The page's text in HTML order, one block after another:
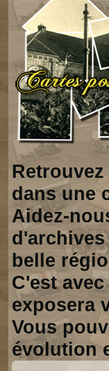
dans une
Aidez-
belle
C'est
exposera
Vous
évolution